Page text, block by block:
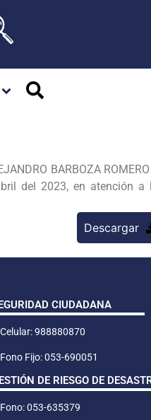
BARBOZA
del 2023, en atención a
Descargar
CIUDADANA
Celular: 988880870
Fono Fijo: 053-690051
DE RIESGO DE
Fono: 053-635379